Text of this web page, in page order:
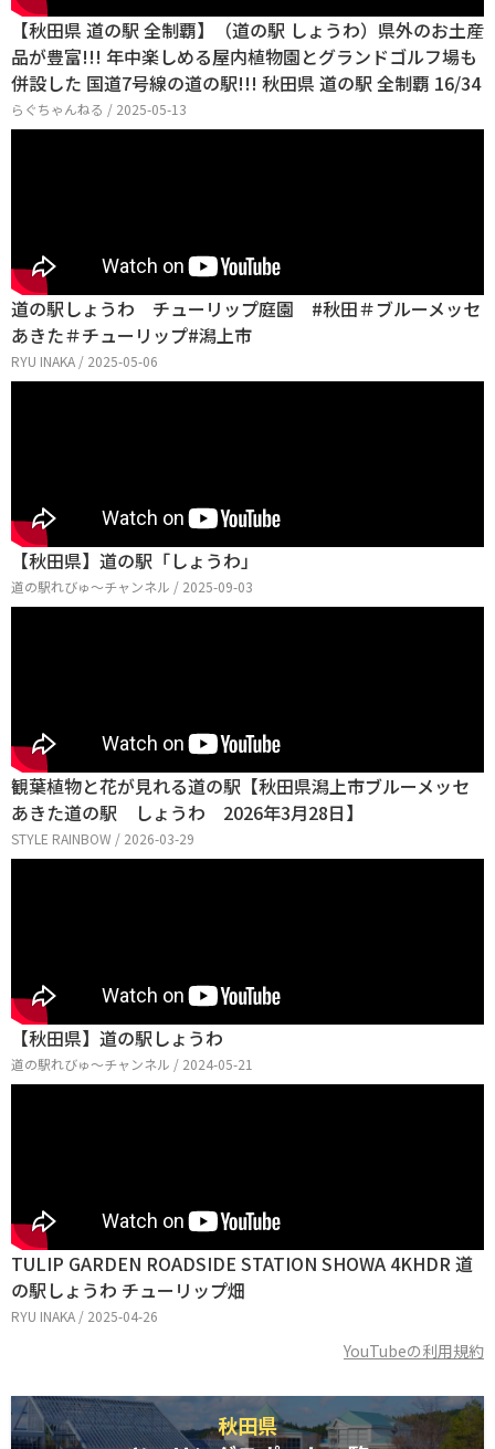
【秋田県 道の駅 全制覇】（道の駅 しょうわ）県外のお土産
品が豊富!!! 年中楽しめる屋内植物園とグランドゴルフ場も
併設した 国道7号線の道の駅!!! 秋田県 道の駅 全制覇 16/34
らぐちゃんねる / 2025-05-13
道の駅しょうわ チューリップ庭園 #秋田＃ブルーメッセ
あきた＃チューリップ#潟上市
RYU INAKA / 2025-05-06
【秋田県】道の駅「しょうわ」
道の駅れびゅ〜チャンネル / 2025-09-03
観葉植物と花が見れる道の駅【秋田県潟上市ブルーメッセ
あきた道の駅 しょうわ 2026年3月28日】
STYLE RAINBOW / 2026-03-29
【秋田県】道の駅しょうわ
道の駅れびゅ〜チャンネル / 2024-05-21
TULIP GARDEN ROADSIDE STATION SHOWA 4KHDR 道
の駅しょうわ チューリップ畑
RYU INAKA / 2025-04-26
YouTubeの利用規約
秋田県